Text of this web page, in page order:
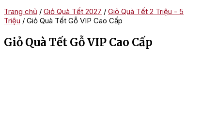
Trang chủ / Giỏ Quà Tết 2027 / Giỏ Quà Tết 2 Triệu - 5
Triệu / Giỏ Quà Tết Gỗ VIP Cao Cấp
Giỏ Quà Tết Gỗ VIP Cao Cấp